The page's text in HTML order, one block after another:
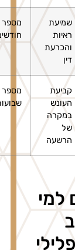
מספר
חודשים
מספר
שבועות